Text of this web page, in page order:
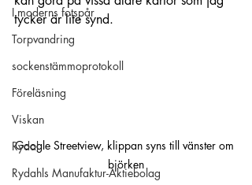
I moderns fotspår
Torpvandring
sockenstämmoprotokoll
Föreläsning
Viskan
Rydal
Rydahls Manufaktur-Aktiebolag
tycker är lite synd.
Google Streetview, klippan syns till vänster om
björken